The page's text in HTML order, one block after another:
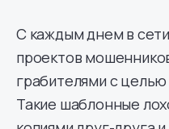
С каждым днем в
проектов
грабителями с
Такие шаблонные